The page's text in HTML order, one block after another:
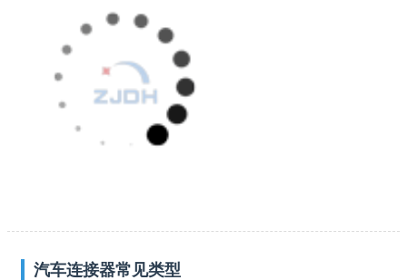
汽车连接器常见类型